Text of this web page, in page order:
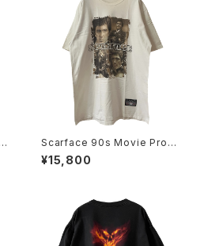
Scarface 90s Movie Prom
o Tee
¥15,800